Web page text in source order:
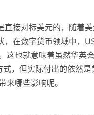
直接对标美元的，随着美
，在数字货币领域中，
这也就意味着虽然华英
式，但实际付出的依然是
来哪些影响呢。